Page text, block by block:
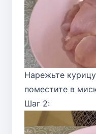
Нарежьте
поместите в
Шаг 2: